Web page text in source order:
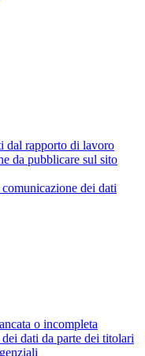
dal rapporto di lavoro
da pubblicare sul sito
dei dati
o incompleta
dati da parte dei titolari